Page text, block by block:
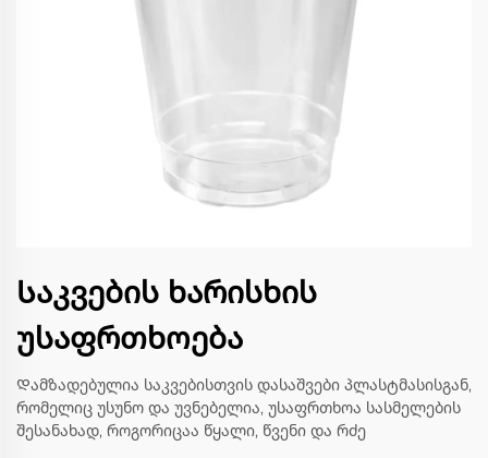
Საკვების ხარისხის
უსაფრთხოება
Დამზადებულია საკვებისთვის დასაშვები პლასტმასისგან,
რომელიც უსუნო და უვნებელია, უსაფრთხოა სასმელების
შესანახად, როგორიცაა წყალი, წვენი და რძე